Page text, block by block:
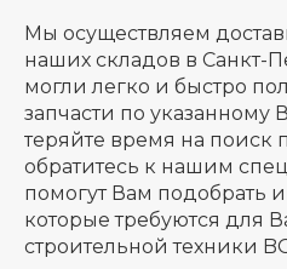
Мы осуществляем
наших складов в Санкт-
могли легко и быстро
запчасти по указанному
теряйте время на поиск
обратитесь к нашим
помогут Вам подобрать
которые требуются для
строительной техники